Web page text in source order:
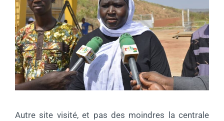
Autre site visité, et pas des moindres la centrale